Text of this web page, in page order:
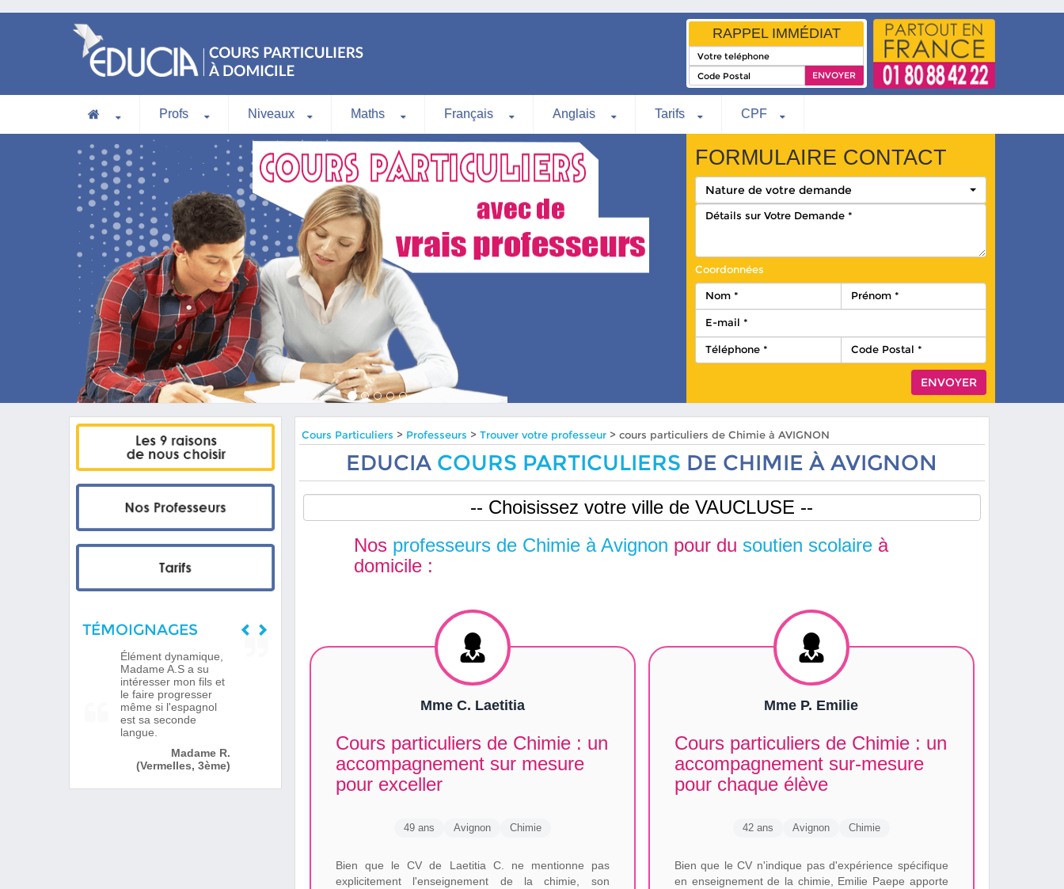
RAPPEL IMMÉDIAT
Profs Niveaux Maths Français Anglais Tarifs CPF
FORMULAIRE CONTACT
Nature de votre demande
Coordonnées
TÉMOIGNAGES
Élément dynamique,
Madame A.S a su
intéresser mon fils et
le faire progresser
même si l'espagnol
est sa seconde
langue.
Madame R.
(Vermelles, 3ème)
Cours Particuliers > Professeurs >Trouver votre professeur > cours particuliers de Chimie à AVIGNON
EDUCIA COURS PARTICULIERS DE CHIMIE À AVIGNON
Nos professeurs de Chimie à Avignon pour du soutien scolaire à
domicile :
Mme C. Laetitia
Cours particuliers de Chimie : un
accompagnement sur mesure
pour exceller
49 ans Avignon Chimie
Bien que le CV de Laetitia C. ne mentionne pas
explicitement l'enseignement de la chimie, son
Mme P. Emilie
Cours particuliers de Chimie : un
accompagnement sur-mesure
pour chaque élève
42 ans Avignon Chimie
Bien que le CV n'indique pas d'expérience spécifique
en enseignement de la chimie, Emilie Paepe apporte